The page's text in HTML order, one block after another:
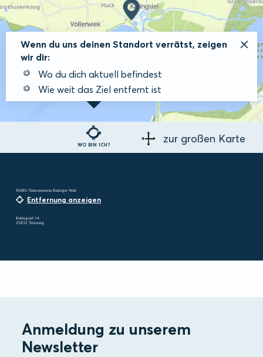
WO BIN ICH?
Wenn du uns deinen Standort verrätst, zeigen
wir dir:
Wo du dich aktuell befindest
Wie weit das Ziel entfernt ist
zur großen Karte
NABU Naturzentrum Katinger Watt
Entfernung anzeigen
Katingsiel 14
25832 Tönning
Anmeldung zu unserem
Newsletter